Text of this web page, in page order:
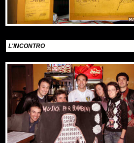
L'INCONTRO